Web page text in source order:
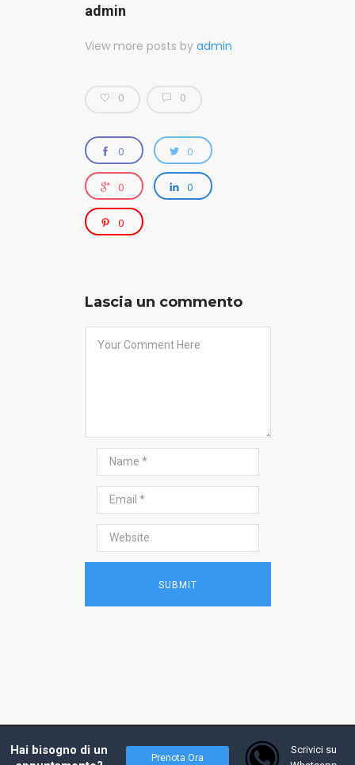
admin
View more posts by admin
0 0
0 0
0 0
0
Lascia un commento
2017 - Prof. Andrea Costanzo, tutti i diritti
riservati - Powered byW4Y
Hai bisogno di un
Prenota Ora
Scrivici su